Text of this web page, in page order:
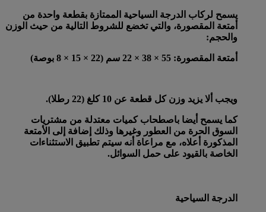
يسمح لركاب الدرجة السياحية الممتازة بقطعة واحدة من
أمتعة المقصورة، والتي تخضع للشروط التالية من حيث الوزن
والحجم:
أمتعة المقصورة: 55 × 38 × 22 سم (22 × 15 × 8 بوصة)
ويجب ألا يزيد وزن كل قطعة عن 10 كلغ (22 رطلا).
كما يسمح أيضا باصطحاب كميات معتدلة من مشتريات
السوق الحرة من العطور وغيرها وذلك إضافة إلى الأمتعة
المذكورة أعلاه، مع مراعاة أنه سيتم تطبيق الاستثناءات
الخاصة بالقيود على حمل السوائل.
الدرجة السياحية